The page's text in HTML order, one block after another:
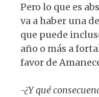
Pero lo que es
va a haber una
que puede
año o más a
favor de
-¿Y qué